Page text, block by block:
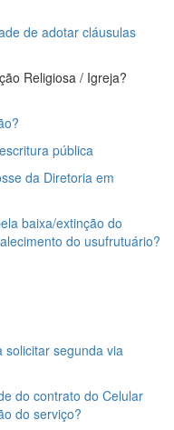
de adotar cláusulas
Religiosa / Igreja?
pública
da Diretoria em
baixa/extinção do
do usufrutuário?
segunda via
do contrato do Celular
do serviço?